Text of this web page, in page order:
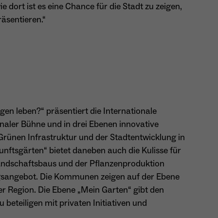
dort ist es eine Chance für die Stadt zu zeigen,
leben?“ präsentiert die Internationale
Bühne und in drei Ebenen innovative
Infrastruktur und der Stadtentwicklung in
bietet daneben auch die Kulisse für
und der Pflanzenproduktion
Die Kommunen zeigen auf der Ebene
Region. Die Ebene „Mein Garten“ gibt den
beteiligen mit privaten Initiativen und